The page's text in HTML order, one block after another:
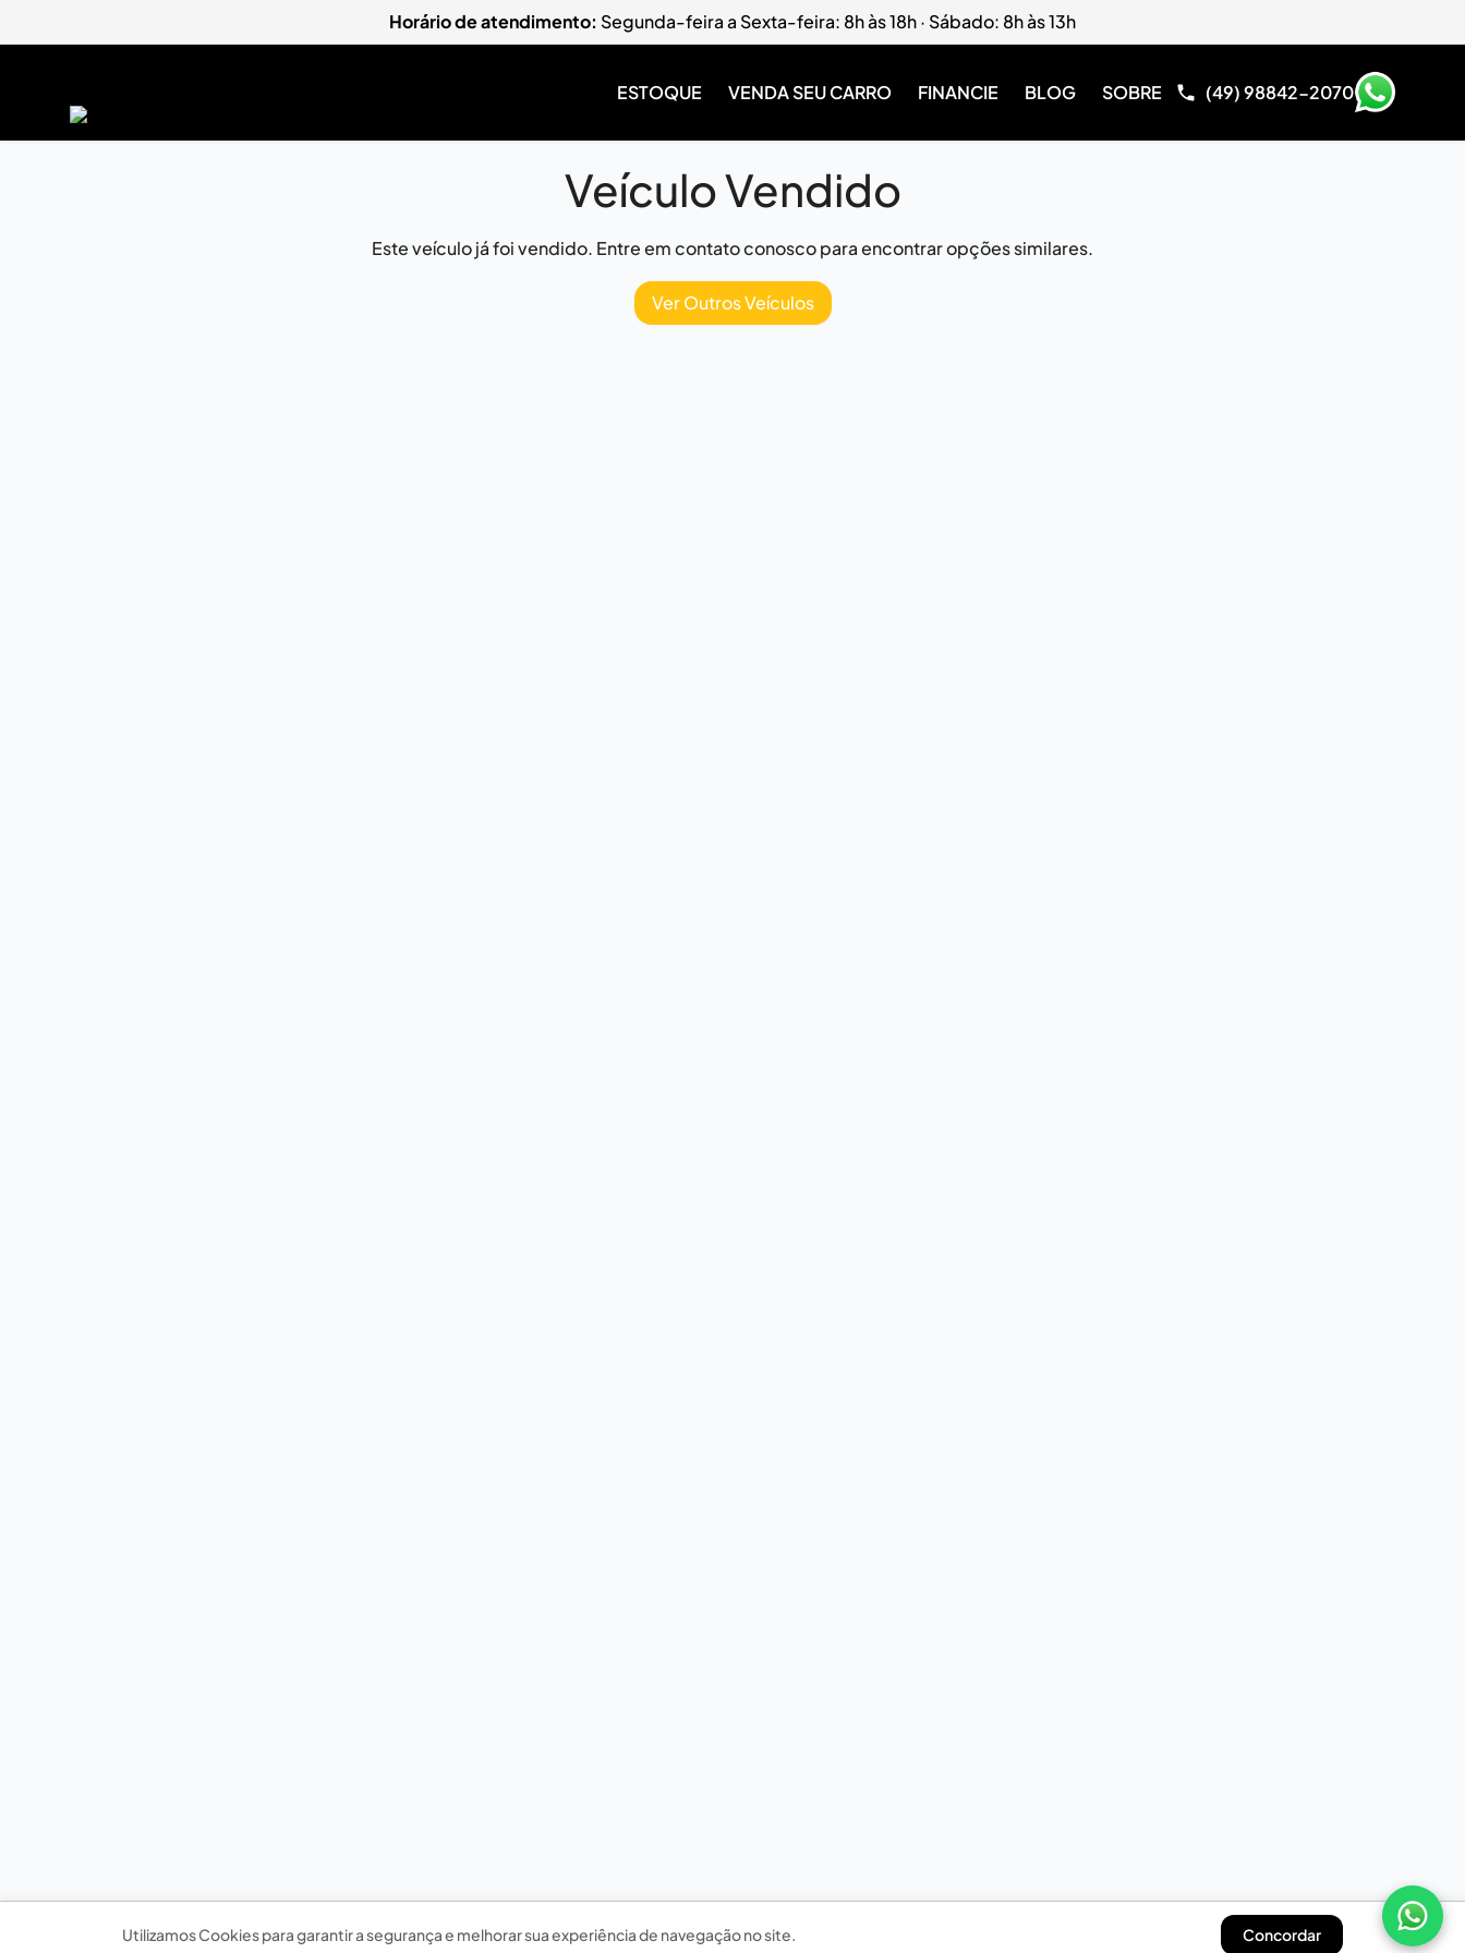
Horário de atendimento: Segunda-feira a Sexta-feira: 8h às 18h · Sábado: 8h às 13h
ESTOQUE VENDA SEU CARRO FINANCIE BLOG SOBRE (49) 98842-2070
Veículo Vendido
Este veículo já foi vendido. Entre em contato conosco para encontrar opções similares.
Ver Outros Veículos
Utilizamos Cookies para garantir a segurança e melhorar sua experiência de navegação no site. Concordar